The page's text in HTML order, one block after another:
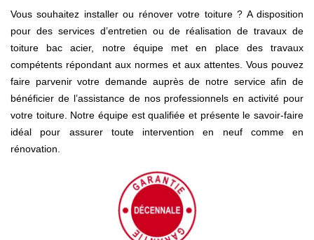
Vous souhaitez installer ou rénover votre toiture ? A disposition
pour des services d’entretien ou de réalisation de travaux de
toiture bac acier, notre équipe met en place des travaux
compétents répondant aux normes et aux attentes. Vous pouvez
faire parvenir votre demande auprès de notre service afin de
bénéficier de l’assistance de nos professionnels en activité pour
votre toiture. Notre équipe est qualifiée et présente le savoir-faire
idéal pour assurer toute intervention en neuf comme en
rénovation.